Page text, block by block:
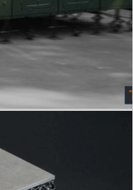
in schiuma